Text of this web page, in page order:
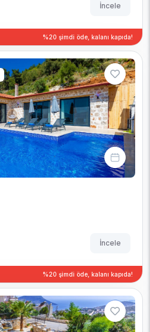
İncele
%20 şimdi öde, kalanı kapıda!
İncele
%20 şimdi öde, kalanı kapıda!